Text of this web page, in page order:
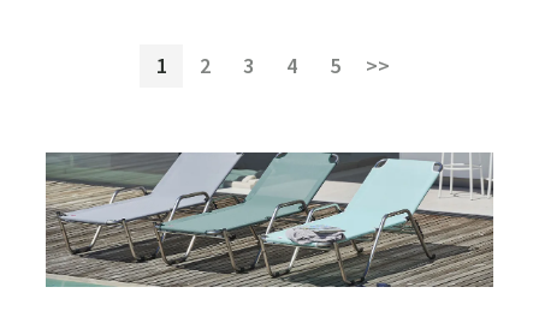
1 2 3 4 5 >>